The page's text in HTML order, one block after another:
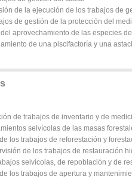
de la ejecución de los trabajos de
de gestión de la protección del
aprovechamiento de las especies
de una piscifactoría y una
de trabajos de inventario y de
selvícolas de las masas
los trabajos de reforestación y
de los trabajos de restauración
selvícolas, de repoblación y de
los trabajos de apertura y